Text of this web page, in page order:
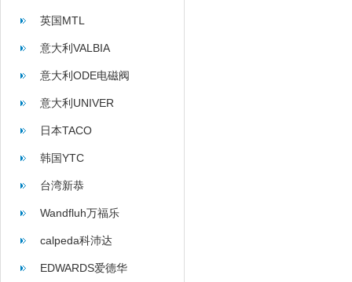
英国MTL
意大利VALBIA
意大利ODE电磁阀
意大利UNIVER
日本TACO
韩国YTC
台湾新恭
Wandfluh万福乐
calpeda科沛达
EDWARDS爱德华